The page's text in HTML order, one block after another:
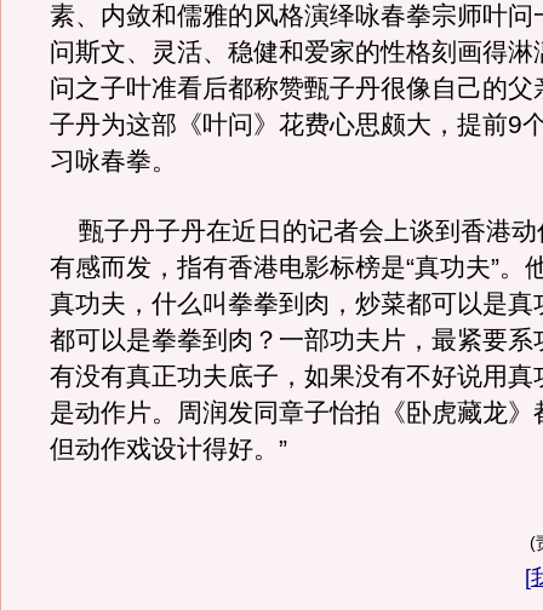
素、内敛和儒雅的风格演绎咏春拳宗师叶问
问斯文、灵活、稳健和爱家的性格刻画得淋
问之子叶准看后都称赞甄子丹很像自己的父
子丹为这部《叶问》花费心思颇大，提前9
习咏春拳。
甄子丹子丹在近日的记者会上谈到香港动
有感而发，指有香港电影标榜是“真功夫”。
真功夫，什么叫拳拳到肉，炒菜都可以是真
都可以是拳拳到肉？一部功夫片，最紧要系
有没有真正功夫底子，如果没有不好说用真
是动作片。周润发同章子怡拍《卧虎藏龙》
但动作戏设计得好。”
(
[